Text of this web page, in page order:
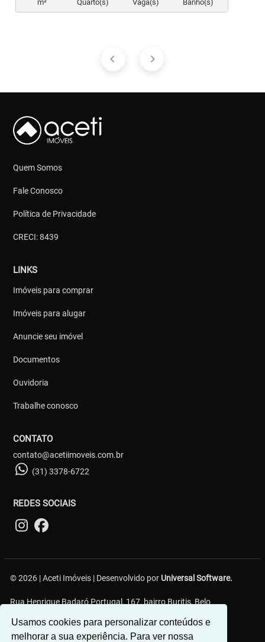
Usamos cookies para personalizar conteúdos e
melhorar a sua experiência. Para ver nossa
m²
Quarto(s)
Vaga(s)
Banho(s)
Quem Somos
Fale Conosco
Política de Privacidade
CRECI: 8439
LINKS
Imóveis para comprar
Imóveis para alugar
Anuncie seu imóvel
Documentos
Ouvidoria
Trabalhe conosco
CONTATO
contato@acetiimoveis.com.br
(31) 3378-6722
REDES SOCIAIS
© 2026 | Aceti Imóveis | Desenvolvido por Universal Software.
Rua Henrique Badaró Portugal, 167, bairro Buritis, Belo